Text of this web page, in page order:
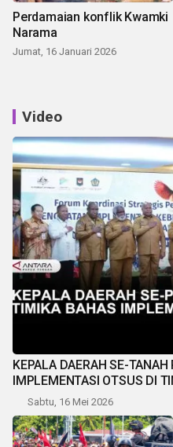
Perdamaian konflik Kwamki
Narama
Jumat, 16 Januari 2026
Video
KEPALA DAERAH SE-TANAH
IMPLEMENTASI OTSUS DI
Sabtu, 16 Mei 2026